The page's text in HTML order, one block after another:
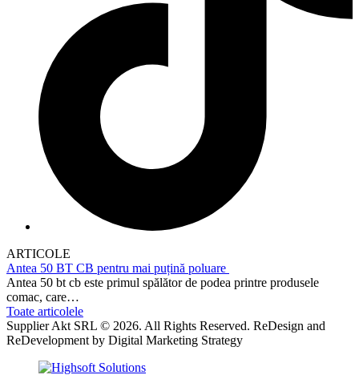
ARTICOLE
Antea 50 BT CB pentru mai puțină poluare
Antea 50 bt cb este primul spălător de podea printre produsele
comac, care…
Toate articolele
Supplier Akt SRL © 2026. All Rights Reserved. ReDesign and
ReDevelopment by Digital Marketing Strategy